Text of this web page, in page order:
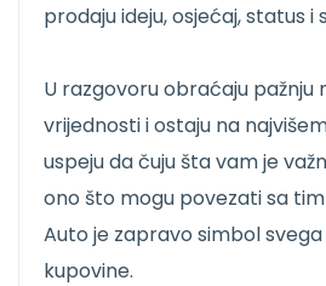
prodaju ideju, osjećaj, status i
U razgovoru obraćaju pažnju
vrijednosti i ostaju na
uspeju da čuju šta vam je
ono što mogu povezati sa
Auto je zapravo simbol
kupovine.